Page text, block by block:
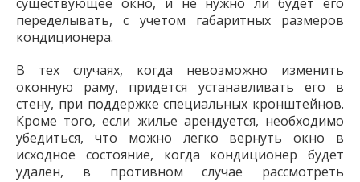
переделывать, с учетом габаритных размеров
кондиционера.
В тех случаях, когда невозможно изменить
оконную раму, придется устанавливать его в
стену, при поддержке специальных кронштейнов.
Кроме того, если жилье арендуется, необходимо
убедиться, что можно легко вернуть окно в
исходное состояние, когда кондиционер будет
удален, в противном случае рассмотреть